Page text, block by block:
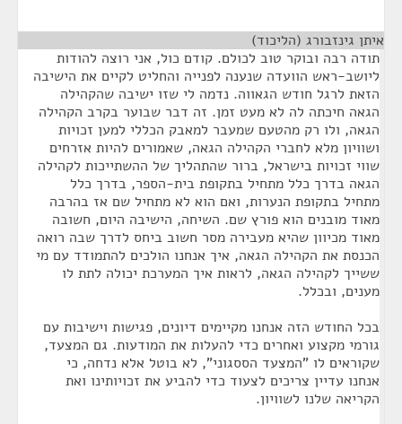
איתן גינזבורג (הליכוד)
תודה רבה ובוקר טוב לכולם. קודם כול, אני רוצה להודות
ליושב-ראש הוועדה שנענה לפנייה והחליט לקיים את הישיבה
הזאת לרגל חודש הגאווה. נדמה לי שזו ישיבה שהקהילה
הגאה חיכתה לה לא מעט זמן. זה דבר שבוער בקרב הקהילה
הגאה, ולו רק מהטעם שמעבר למאבק הכללי למען זכויות
ושוויון מלא לחברי הקהילה הגאה, שאמורים להיות אזרחים
שווי זכויות בישראל, ברור שהתהליך של ההשתייכות לקהילה
הגאה בדרך כלל מתחיל בתקופת בית-הספר, בדרך כלל
מתחיל בתקופת הנערות, ואם הוא לא מתחיל שם אז בהרבה
מאוד מובנים הוא פורץ שם. השיחה, הישיבה היום, חשובה
מאוד מכיוון שהיא מעבירה מסר חשוב ביחס לדרך שבה רואה
הכנסת את הקהילה הגאה, איך אנחנו הולכים להתמודד עם מי
ששייך לקהילה הגאה, לראות איך המערכת יכולה לתת לו
מענים, ובכלל.
בכל החודש הזה אנחנו מקיימים דיונים, פגישות וישיבות עם
גורמי מקצוע ואחרים כדי להעלות את המודעות. גם המצעד,
שקוראים לו "המצעד הססגוני", לא בוטל אלא נדחה, כי
אנחנו עדיין צריכים לצעוד כדי להביע את זכויותינו ואת
הקריאה שלנו לשוויון.